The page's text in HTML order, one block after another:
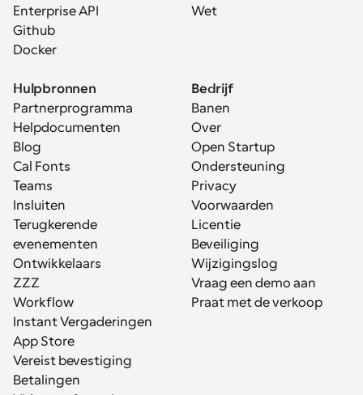
Enterprise API
Github
Docker
Wet
Hulpbronnen
Partnerprogramma
Helpdocumenten
Blog
Cal Fonts
Teams
Insluiten
Terugkerende
evenementen
Ontwikkelaars
ZZZ
Workflow
Instant Vergaderingen
App Store
Vereist bevestiging
Betalingen
Bedrijf
Banen
Over
Open Startup
Ondersteuning
Privacy
Voorwaarden
Licentie
Beveiliging
Wijzigingslog
Vraag een demo aan
Praat met de verkoop